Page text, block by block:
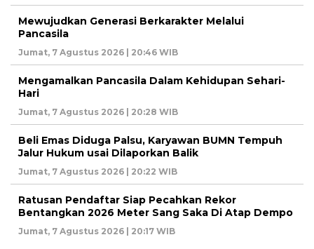
Mewujudkan Generasi Berkarakter Melalui
Pancasila
Jumat, 7 Agustus 2026 | 20:46 WIB
Mengamalkan Pancasila Dalam Kehidupan Sehari-
Hari
Jumat, 7 Agustus 2026 | 20:28 WIB
Beli Emas Diduga Palsu, Karyawan BUMN Tempuh
Jalur Hukum usai Dilaporkan Balik
Jumat, 7 Agustus 2026 | 20:22 WIB
Ratusan Pendaftar Siap Pecahkan Rekor
Bentangkan 2026 Meter Sang Saka Di Atap Dempo
Jumat, 7 Agustus 2026 | 20:17 WIB